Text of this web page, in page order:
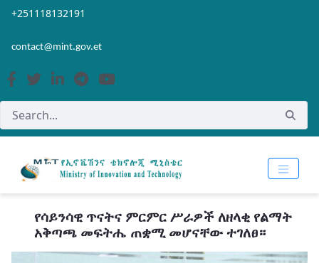
Skip to Main Content
Open Accessibility Menu
+251118132191
contact@mint.gov.et
የሳይንሳዊ ጥናትና ምርምር ሥራዎች ለዘላቂ የልማት
አቅጣጫ መፍትሔ ጠቋሚ መሆናቸው ተገለፀ።